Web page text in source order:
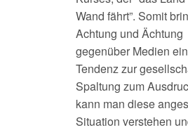
Wand fährt”. Somit
Achtung und Ächtung
gegenüber Medien
Tendenz zur
Spaltung zum
kann man diese
Situation verstehen